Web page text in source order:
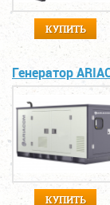
КУПИТЬ
Генератор
КУПИТЬ